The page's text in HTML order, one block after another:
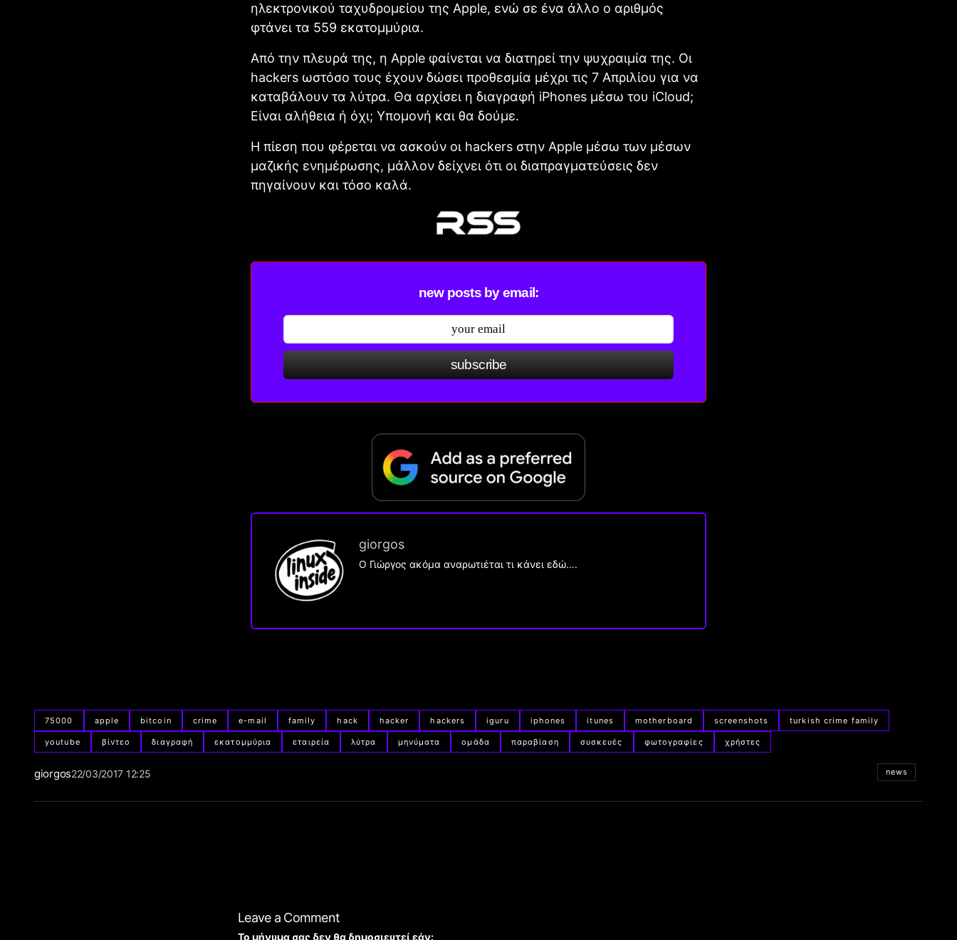
ηλεκτρονικού ταχυδρομείου της Αpple, ενώ σε ένα άλλο ο αριθμός
φτάνει τα 559 εκατομμύρια.
Από την πλευρά της, η Αpple φαίνεται να διατηρεί την ψυχραιμία της. Οι
hackers ωστόσο τους έχουν δώσει προθεσμία μέχρι τις 7 Απριλίου για να
καταβάλουν τα λύτρα. Θα αρχίσει η διαγραφή iPhones μέσω του iCloud;
Είναι αλήθεια ή όχι; Υπομονή και θα δούμε.
Η πίεση που φέρεται να ασκούν οι hackers στην Apple μέσω των μέσων
μαζικής ενημέρωσης, μάλλον δείχνει ότι οι διαπραγματεύσεις δεν
πηγαίνουν και τόσο καλά.
new posts by email:
subscribe
giorgos
Ο Γιώργος ακόμα αναρωτιέται τι κάνει εδώ….
75000 apple bitcoin crime e-mail family hack hacker hackers iguru iphones itunes motherboard screenshots turkish crime family
youtube βίντεο διαγραφή εκατομμύρια εταιρεία λύτρα μηνύματα ομάδα παραβίαση συσκευές φωτογραφίες χρήστες
giorgos22/03/2017 12:25 news
Leave a Comment
Το μήνυμα σας δεν θα δημοσιευτεί εάν: